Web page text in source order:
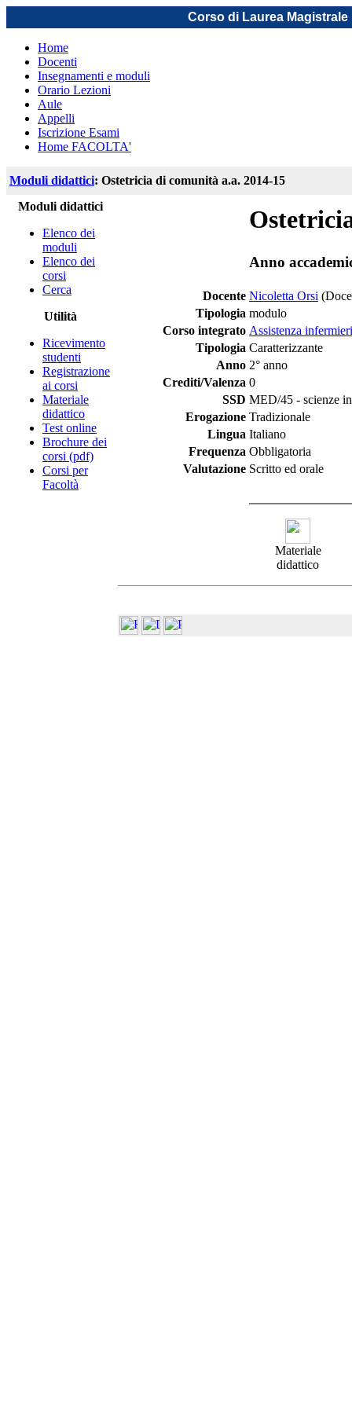
Corso di Laurea
Home
Docenti
Insegnamenti e moduli
Orario Lezioni
Aule
Appelli
Iscrizione Esami
Home FACOLTA'
Moduli didattici: Ostetricia di comunità a.a. 2014-15
Moduli didattici
Elenco dei
moduli
Elenco dei
corsi
Cerca
Utilità
Ricevimento
studenti
Registrazione
ai corsi
Materiale
didattico
Test online
Brochure dei
corsi (pdf)
Corsi per
Facoltà
Anno
Docente Nicoletta Orsi
Tipologia modulo
Corso integrato Assistenza
Tipologia Caratterizzante
Anno 2° anno
Crediti/Valenza 0
SSD MED/45 - scienze
Erogazione Tradizionale
Lingua Italiano
Frequenza Obbligatoria
Valutazione Scritto ed orale
Materiale
didattico